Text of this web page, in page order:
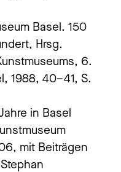
Basel. 150
Hrsg.
6.
1988, 40–41, S.
in Basel
mit Beiträgen